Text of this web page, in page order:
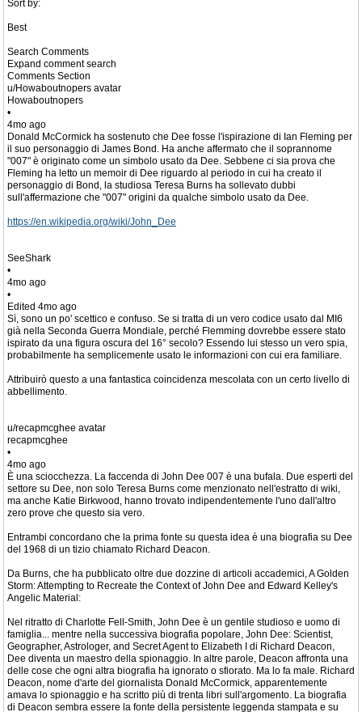
Sort by:
Best
Search Comments
Expand comment search
Comments Section
u/Howaboutnopers avatar
Howaboutnopers
•
4mo ago
Donald McCormick ha sostenuto che Dee fosse l'ispirazione di Ian Fleming per
il suo personaggio di James Bond. Ha anche affermato che il soprannome
"007" è originato come un simbolo usato da Dee. Sebbene ci sia prova che
Fleming ha letto un memoir di Dee riguardo al periodo in cui ha creato il
personaggio di Bond, la studiosa Teresa Burns ha sollevato dubbi
sull'affermazione che "007" origini da qualche simbolo usato da Dee.
https://en.wikipedia.org/wiki/John_Dee
SeeShark
•
4mo ago
•
Edited 4mo ago
Sì, sono un po' scettico e confuso. Se si tratta di un vero codice usato dal MI6
già nella Seconda Guerra Mondiale, perché Flemming dovrebbe essere stato
ispirato da una figura oscura del 16° secolo? Essendo lui stesso un vero spia,
probabilmente ha semplicemente usato le informazioni con cui era familiare.
Attribuirò questo a una fantastica coincidenza mescolata con un certo livello di
abbellimento.
u/recapmcghee avatar
recapmcghee
•
4mo ago
È una sciocchezza. La faccenda di John Dee 007 è una bufala. Due esperti del
settore su Dee, non solo Teresa Burns come menzionato nell'estratto di wiki,
ma anche Katie Birkwood, hanno trovato indipendentemente l'uno dall'altro
zero prove che questo sia vero.
Entrambi concordano che la prima fonte su questa idea è una biografia su Dee
del 1968 di un tizio chiamato Richard Deacon.
Da Burns, che ha pubblicato oltre due dozzine di articoli accademici, A Golden
Storm: Attempting to Recreate the Context of John Dee and Edward Kelley's
Angelic Material:
Nel ritratto di Charlotte Fell-Smith, John Dee è un gentile studioso e uomo di
famiglia... mentre nella successiva biografia popolare, John Dee: Scientist,
Geographer, Astrologer, and Secret Agent to Elizabeth I di Richard Deacon,
Dee diventa un maestro della spionaggio. In altre parole, Deacon affronta una
delle cose che ogni altra biografia ha ignorato o sfiorato. Ma lo fa male. Richard
Deacon, nome d'arte del giornalista Donald McCormick, apparentemente
amava lo spionaggio e ha scritto più di trenta libri sull'argomento. La biografia
di Deacon sembra essere la fonte della persistente leggenda stampata e su